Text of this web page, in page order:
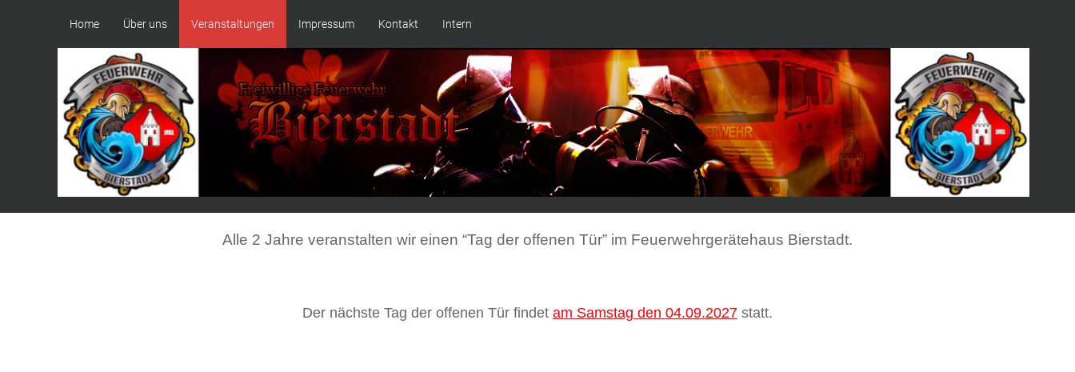
Home Über uns Veranstaltungen Impressum Kontakt Intern
Alle 2 Jahre veranstalten wir einen “Tag der offenen Tür” im Feuerwehrgerätehaus Bierstadt.
Der nächste Tag der offenen Tür findet am Samstag den 04.09.2027 statt.